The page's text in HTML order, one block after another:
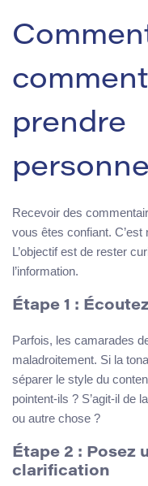
prendre
Recevoir des
vous êtes confiant.
L’objectif est de rester
l’information.
Étape 1 :
Parfois, les camarades
maladroitement. Si la
séparer le style du
pointent-ils ? S’agit-il de
ou autre chose ?
Étape 2 : Posez
clarification